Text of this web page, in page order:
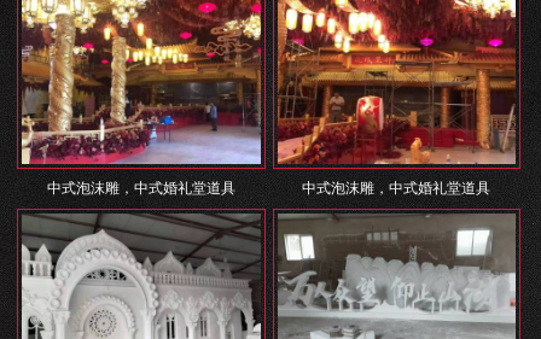
中式泡沫雕，中式婚礼堂道具 中式泡沫雕，中式婚礼堂道具